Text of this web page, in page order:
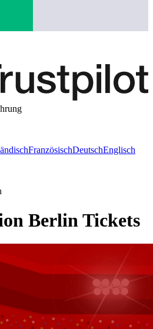
FranzösischDeutschEnglisch
Berlin Tickets